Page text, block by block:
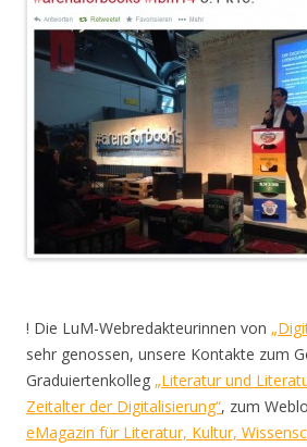
! Die LuM-Webredakteurinnen von
sehr genossen, unsere Kontakte zum
Graduiertenkolleg „Literatur und
Zeitalter der Digitalisierung“, zum
eMagazin für Literatur, Kultur,